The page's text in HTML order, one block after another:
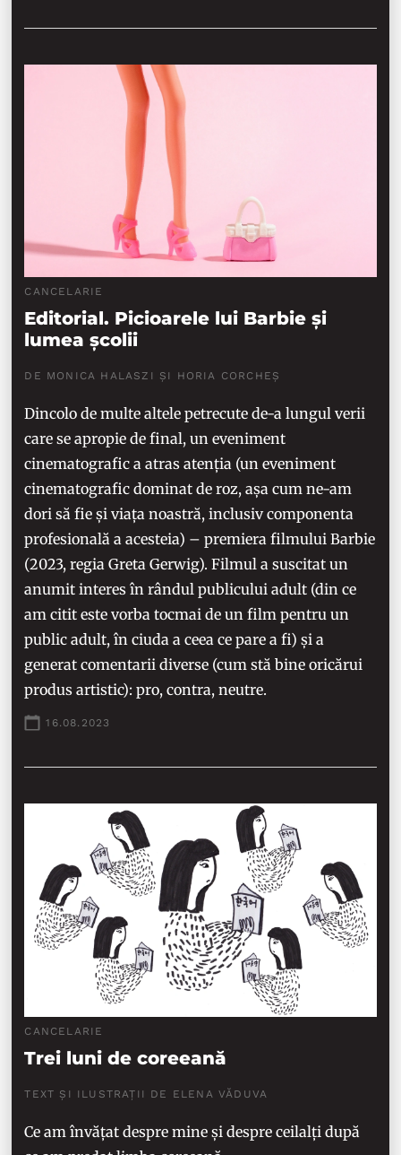
CANCELARIE
Editorial. Picioarele lui Barbie și
lumea școlii
DE MONICA HALASZI ȘI HORIA CORCHEȘ
Dincolo de multe altele petrecute de-a lungul verii
care se apropie de final, un eveniment
cinematografic a atras atenția (un eveniment
cinematografic dominat de roz, așa cum ne-am
dori să fie și viața noastră, inclusiv componenta
profesională a acesteia) – premiera filmului Barbie
(2023, regia Greta Gerwig). Filmul a suscitat un
anumit interes în rândul publicului adult (din ce
am citit este vorba tocmai de un film pentru un
public adult, în ciuda a ceea ce pare a fi) și a
generat comentarii diverse (cum stă bine oricărui
produs artistic): pro, contra, neutre.
16.08.2023
CANCELARIE
Trei luni de coreeană
TEXT ȘI ILUSTRAȚII DE ELENA VĂDUVA
Ce am învățat despre mine și despre ceilalți după